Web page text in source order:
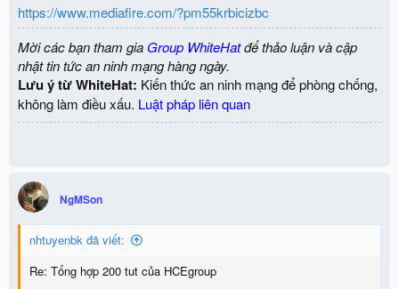
https://www.mediafire.com/?pm55krbicizbc
Mời các bạn tham gia Group WhiteHatđể thảo luận và cập
nhật tin tức an ninh mạng hàng ngày.
Lưu ý từ WhiteHat: Kiến thức an ninh mạng để phòng chống,
không làm điều xấu. Luật pháp liên quan
NgMSon
nhtuyenbk đã viết:
Re: Tổng hợp 200 tut của HCEgroup